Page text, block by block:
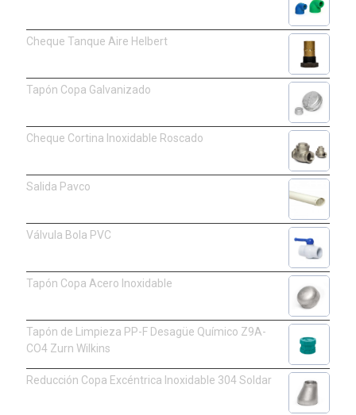
Cheque Tanque Aire Helbert
Tapón Copa Galvanizado
Cheque Cortina Inoxidable Roscado
Salida Pavco
Válvula Bola PVC
Tapón Copa Acero Inoxidable
Tapón de Limpieza PP-F Desagüe Químico Z9A-
CO4 Zurn Wilkins
Reducción Copa Excéntrica Inoxidable 304 Soldar